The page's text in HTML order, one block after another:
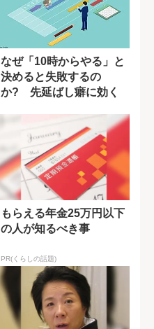
なぜ「10時からやる」と
決めると失敗するの
か? 先延ばし癖に効く
もらえる年金25万円以下
の人が知るべき事
PR(くらしの話題)